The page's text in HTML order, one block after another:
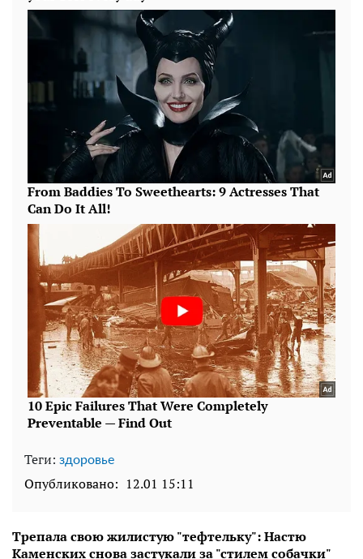
Теги: здоровье
Опубликовано: 12.01 15:11
Трепала свою жилистую "тефтельку": Настю
Каменских снова застукали за "стилем собачки"